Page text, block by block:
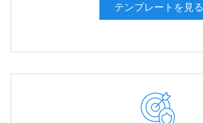
テンプレートを見る